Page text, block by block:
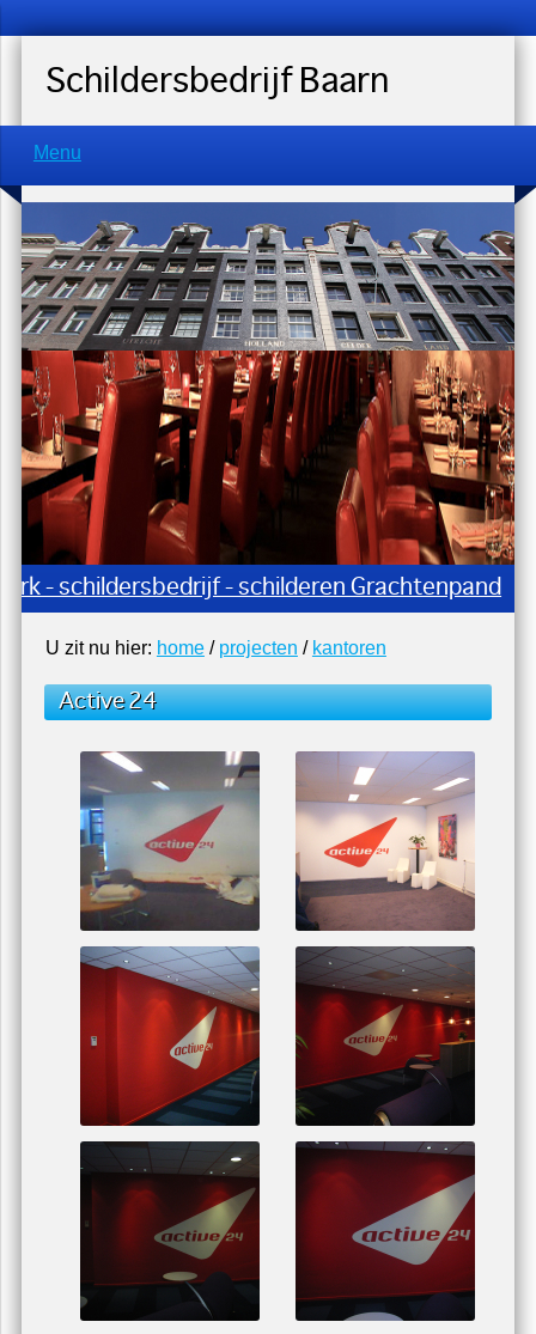
Schildersbedrijf Baarn
Menu
- schildersbedrijf - schilderen Grachtenpand
U zit nu hier: home/ projecten / kantoren
Active 24